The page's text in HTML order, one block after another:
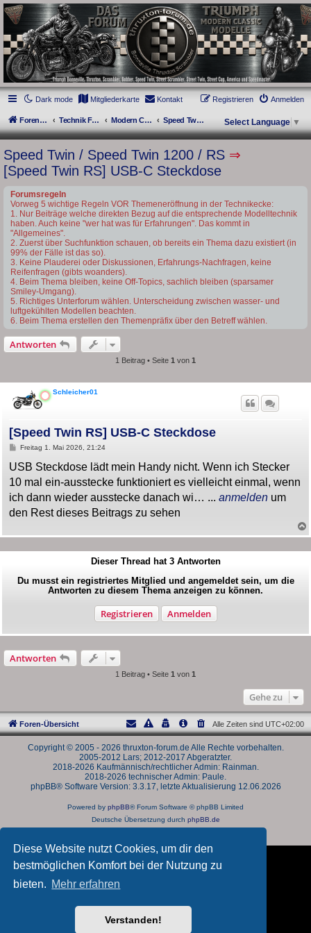
Diese Website nutzt Cookies, um dir den
bestmöglichen Komfort bei der Nutzung zu
bieten. Mehr erfahren
Verstanden!
thruxton-forum.de
DAS FORUM! Alles rund um die Triumph Modern Classic Modelle. Das Forum für
die New Bonneville Baureihen ab BJ 2001. Triumph Bonneville, Thruxton,
Scrambler, Bobber, Speed Twin, Street Scrambler, Street Twin, Street Cup, America
und Speedmaster.
Dark mode
Mitgliederkarte Kontakt Anmelden
Registrieren
Foren-Übersicht Technik Forum Modern Classics - Baujahre ab 2016 [LC] Speed Twin / Speed Twin 1200 / RS Select Language ▼
Speed Twin / Speed Twin 1200 / RS ⇒
[Speed Twin RS] USB-C Steckdose
Forumsregeln
Vorweg 5 wichtige Regeln VOR Themeneröffnung in der Technikecke:
1. Nur Beiträge welche direkten Bezug auf die entsprechende Modelltechnik
haben. Auch keine "wer hat was für Erfahrungen". Das kommt in
"Allgemeines".
2. Zuerst über Suchfunktion schauen, ob bereits ein Thema dazu existiert (in
99% der Fälle ist das so).
3. Keine Plauderei oder Diskussionen, Erfahrungs-Nachfragen, keine
Reifenfragen (gibts woanders).
4. Beim Thema bleiben, keine Off-Topics, sachlich bleiben (sparsamer
Smiley-Umgang).
5. Richtiges Unterforum wählen. Unterscheidung zwischen wasser- und
luftgekühlten Modellen beachten.
6. Beim Thema erstellen den Themenpräfix über den Betreff wählen.
Antworten
1 Beitrag • Seite 1 von 1
Schleicher01
[Speed Twin RS] USB-C Steckdose
B
i
t
r
a
g
Freitag 1. Mai 2026, 21:24
USB Steckdose lädt mein Handy nicht. Wenn ich Stecker
10 mal ein-ausstecke funktioniert es vielleicht einmal, wenn
ich dann wieder ausstecke danach wi… ... anmelden um
den Rest dieses Beitrags zu sehen
Dieser Thread hat 3Antworten
Du musst ein registriertes Mitglied und angemeldet sein, um die
Antworten zu diesem Thema anzeigen zu können.
Registrieren Anmelden
Antworten
1 Beitrag • Seite 1 von 1
Gehe zu
Foren-Übersicht Alle Zeiten sind UTC+02:00
Copyright © 2005 - 2026 thruxton-forum.de Alle Rechte vorbehalten.
2005-2012 Lars; 2012-2017 Abgeratzter.
2018-2026 Kaufmännisch/rechtlicher Admin: Rainman.
2018-2026 technischer Admin: Paule.
phpBB® Software Version: 3.3.17, letzte Aktualisierung 12.06.2026
Powered by phpBB® Forum Software © phpBB Limited
Deutsche Übersetzung durch phpBB.de